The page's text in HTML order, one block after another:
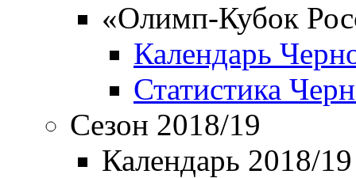
«Олимп-Кубок
Календарь
Статистика
Сезон 2018/19
Календарь 2018/19